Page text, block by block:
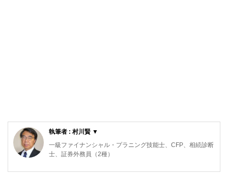
執筆者 : 村川賢 ▼
一級ファイナンシャル・プラニング技能士、CFP、相続診断
士、証券外務員（2種）
早稲田大学大学院を卒業して精密機器メーカーに勤務。50歳